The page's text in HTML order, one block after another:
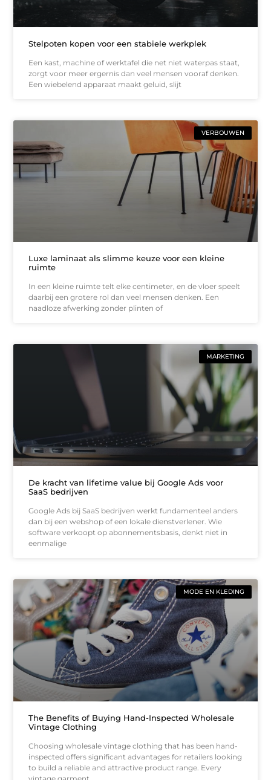
Stelpoten kopen voor een stabiele werkplek
Een kast, machine of werktafel die net niet waterpas staat,
zorgt voor meer ergernis dan veel mensen vooraf denken.
Een wiebelend apparaat maakt geluid, slijt
VERBOUWEN
Luxe laminaat als slimme keuze voor een kleine
ruimte
In een kleine ruimte telt elke centimeter, en de vloer speelt
daarbij een grotere rol dan veel mensen denken. Een
naadloze afwerking zonder plinten of
MARKETING
De kracht van lifetime value bij Google Ads voor
SaaS bedrijven
Google Ads bij SaaS bedrijven werkt fundamenteel anders
dan bij een webshop of een lokale dienstverlener. Wie
software verkoopt op abonnementsbasis, denkt niet in
eenmalige
MODE EN KLEDING
The Benefits of Buying Hand-Inspected Wholesale
Vintage Clothing
Choosing wholesale vintage clothing that has been hand-
inspected offers significant advantages for retailers looking
to build a reliable and attractive product range. Every
vintage garment